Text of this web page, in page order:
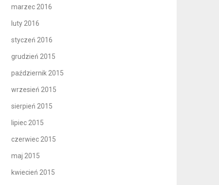
marzec 2016
luty 2016
styczeń 2016
grudzień 2015
październik 2015
wrzesień 2015
sierpień 2015
lipiec 2015
czerwiec 2015
maj 2015
kwiecień 2015